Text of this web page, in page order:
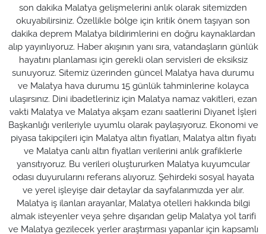
son dakika Malatya gelişmelerini anlık olarak sitemizden
okuyabilirsiniz. Özellikle bölge için kritik önem taşıyan son
dakika deprem Malatya bildirimlerini en doğru kaynaklardan
alıp yayınlıyoruz. Haber akışının yanı sıra, vatandaşların günlük
hayatını planlaması için gerekli olan servisleri de eksiksiz
sunuyoruz. Sitemiz üzerinden güncel Malatya hava durumu
ve Malatya hava durumu 15 günlük tahminlerine kolayca
ulaşırsınız. Dini ibadetleriniz için Malatya namaz vakitleri, ezan
vakti Malatya ve Malatya akşam ezanı saatlerini Diyanet İşleri
Başkanlığı verileriyle uyumlu olarak paylaşıyoruz. Ekonomi ve
piyasa takipçileri için Malatya altın fiyatları, Malatya altın fiyatı
ve Malatya canlı altın fiyatları verilerini anlık grafiklerle
yansıtıyoruz. Bu verileri oluştururken Malatya kuyumcular
odası duyurularını referans alıyoruz. Şehirdeki sosyal hayata
ve yerel işleyişe dair detaylar da sayfalarımızda yer alır.
Malatya iş ilanları arayanlar, Malatya otelleri hakkında bilgi
almak isteyenler veya şehre dışarıdan gelip Malatya yol tarifi
ve Malatya gezilecek yerler araştırması yapanlar için kapsamlı